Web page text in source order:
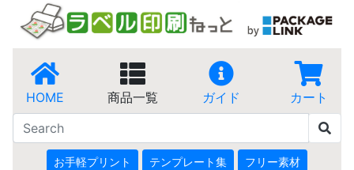
HOME 商品一覧 ガイド カート
お手軽プリント テンプレート集 フリー素材